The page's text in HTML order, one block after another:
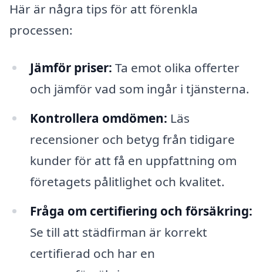
Här är några tips för att förenkla
processen:
Jämför priser: Ta emot olika offerter
och jämför vad som ingår i tjänsterna.
Kontrollera omdömen: Läs
recensioner och betyg från tidigare
kunder för att få en uppfattning om
företagets pålitlighet och kvalitet.
Fråga om certifiering och försäkring:
Se till att städfirman är korrekt
certifierad och har en